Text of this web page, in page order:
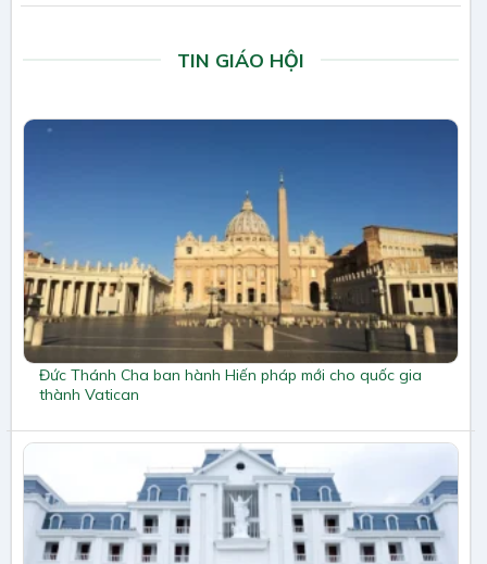
TIN GIÁO HỘI
Đức Thánh Cha ban hành Hiến pháp mới cho quốc gia
thành Vatican